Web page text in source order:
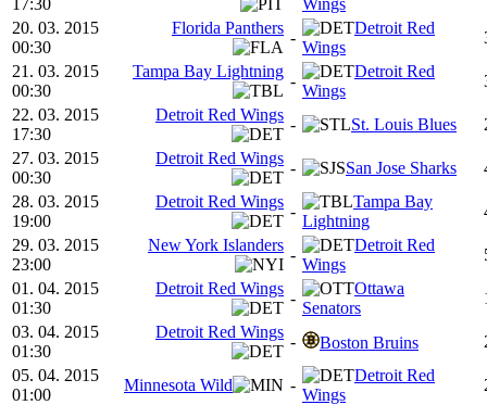
20. 03. 2015
00:30
Florida Panthers
-
Detroit Red
Wings
21. 03. 2015
00:30
Tampa Bay Lightning
-
Detroit Red
Wings
22. 03. 2015
17:30
Detroit Red Wings
- St. Louis Blues
27. 03. 2015
00:30
Detroit Red Wings
- San Jose Sharks
28. 03. 2015
19:00
Detroit Red Wings
-
Tampa Bay
Lightning
29. 03. 2015
23:00
New York Islanders
-
Detroit Red
Wings
01. 04. 2015
01:30
Detroit Red Wings
-
Ottawa
Senators
03. 04. 2015
01:30
Detroit Red Wings
- Boston Bruins
05. 04. 2015
01:00
Minnesota Wild -
Detroit Red
Wings